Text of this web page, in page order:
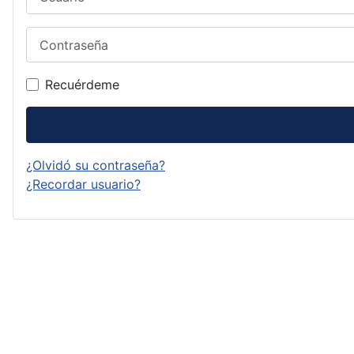
Recuérdeme
¿Olvidó su contraseña?
¿Recordar usuario?